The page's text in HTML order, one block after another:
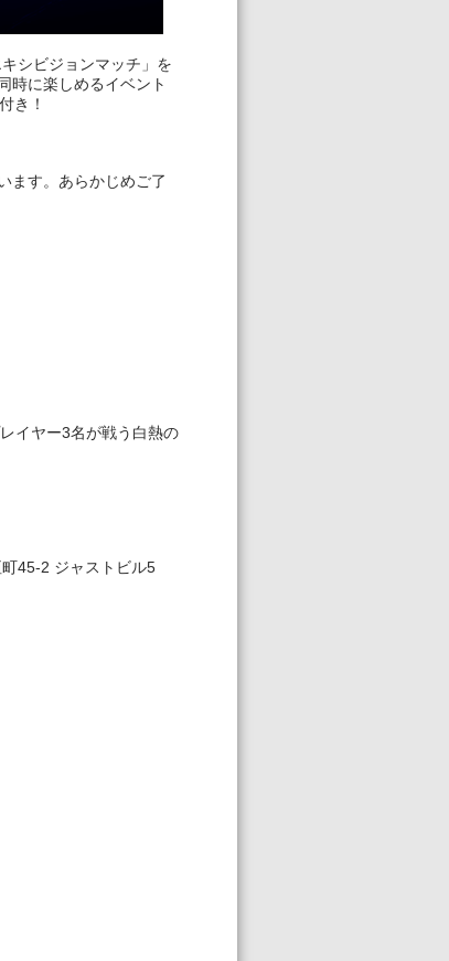
シビジョンマッチ」を
時に楽しめるイベント
き！
ます。あらかじめご了
イヤー3名が戦う白熱の
45-2 ジャストビル5